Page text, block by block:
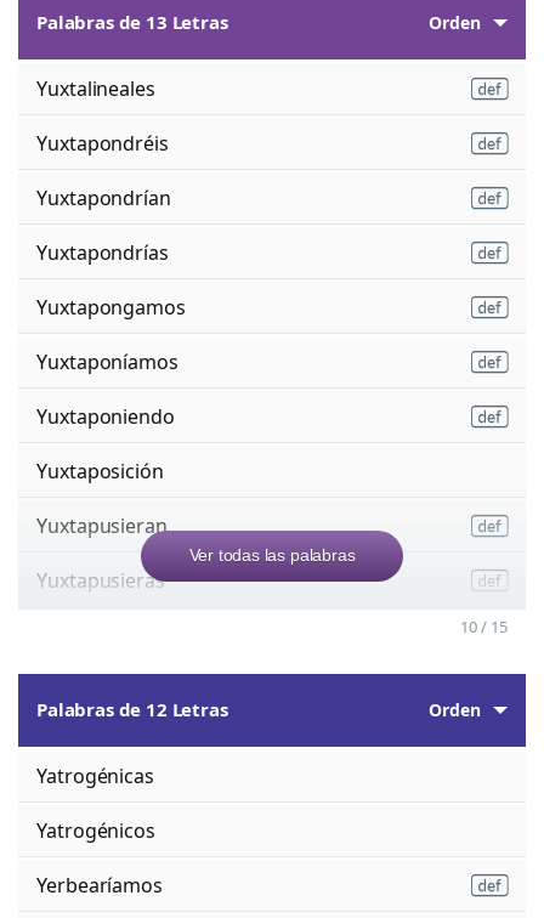
Palabras de 13 Letras Orden
Yuxtalineales
Yuxtapondréis
Yuxtapondrían
Yuxtapondrías
Yuxtapongamos
Yuxtaponíamos
Yuxtaponiendo
Yuxtaposición
Yuxtapusieran
Yuxtapusieras
Ver todas las palabras
10 / 15
Palabras de 12 Letras Orden
Yatrogénicas
Yatrogénicos
Yerbearíamos